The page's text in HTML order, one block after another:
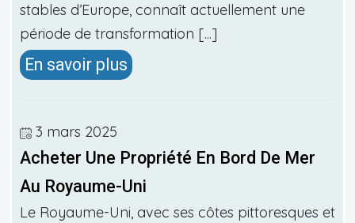
stables d’Europe, connaît actuellement une
période de transformation [...]
En savoir plus
3 mars 2025
Acheter Une Propriété En Bord De Mer
Au Royaume-Uni
Le Royaume-Uni, avec ses côtes pittoresques et